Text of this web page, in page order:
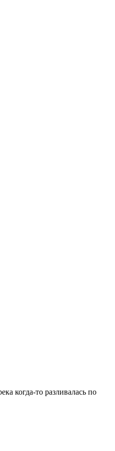
когда-то разливалась по